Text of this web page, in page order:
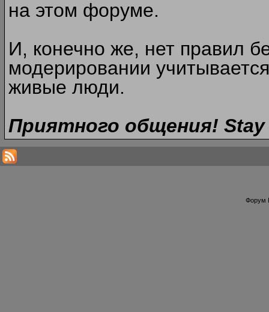
на этом форуме.
И, конечно же, нет правил
модерировании
живые люди.
Приятного общения! Stay
Форум